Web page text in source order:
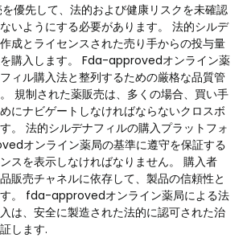
優先して、法的および健康リスクを未確認
いようにする必要があります。 法的シルデ
成とライセンスされた売り手からの投与量
購入します。 Fda-approvedオンライン薬
ィル購入法と整列するための厳格な品質管
規制された薬販売は、多くの場合、買い手
にナビゲートしなければならないクロスボ
。 法的シルデナフィルの購入プラットフォ
オンライン薬局の基準に遵守を保証する
スを表示しなければなりません。 購入者
販売チャネルに依存して、製品の信頼性と
。 fda-approvedオンライン薬局による法
は、安全に製造された法的に認可された治
します.